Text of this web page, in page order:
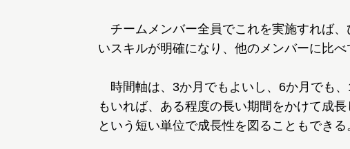
チームメンバー全員でこれを実施すれば
いスキルが明確になり、他のメンバーに比
時間軸は、3か月でもよいし、6か月でも
もいれば、ある程度の長い期間をかけて成
という短い単位で成長性を図ることもできる